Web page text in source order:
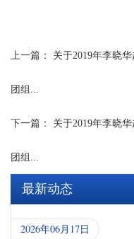
上一篇： 关于2019年李晓
团组...
下一篇： 关于2019年李晓
团组...
最新动态
2026年06月17日